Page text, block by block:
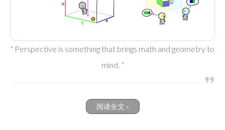
“ Perspective is something that brings math and geometry to
mind. ”
阅读全文 »